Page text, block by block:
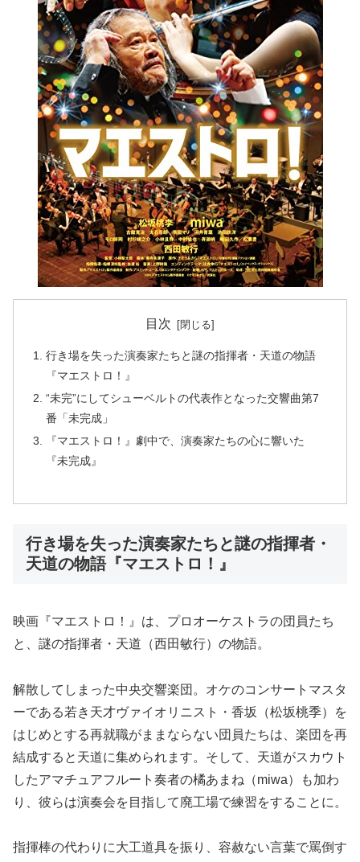
目次
行き場を失った演奏家たちと謎の指揮者・天道の物語
『マエストロ！』
“未完”にしてシューベルトの代表作となった交響曲第7
番「未完成」
『マエストロ！』劇中で、演奏家たちの心に響いた
『未完成』
行き場を失った演奏家たちと謎の指揮者・
天道の物語『マエストロ！』
映画『マエストロ！』は、プロオーケストラの団員たち
と、謎の指揮者・天道（西田敏行）の物語。
解散してしまった中央交響楽団。オケのコンサートマスタ
ーである若き天才ヴァイオリニスト・香坂（松坂桃季）を
はじめとする再就職がままならない団員たちは、楽団を再
結成すると天道に集められます。そして、天道がスカウト
したアマチュアフルート奏者の橘あまね（miwa）も加わ
り、彼らは演奏会を目指して廃工場で練習をすることに。
指揮棒の代わりに大工道具を振り、容赦ない言葉で罵倒す